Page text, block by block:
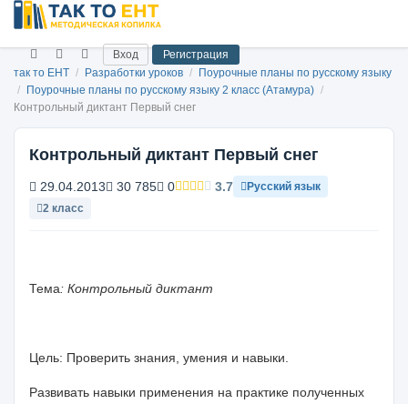
Вход
Регистрация
так то ЕНТ / Разработки уроков /
Поурочные планы по русскому языку
/
Поурочные планы по русскому языку 2 класс (Атамура) /
Контрольный диктант Первый снег
Контрольный диктант Первый снег
29.04.2013 30 785 0 3.7
Русский язык
2 класс
Тема: Контрольный диктант
Цель: Проверить знания, умения и навыки.
Развивать навыки применения на практике полученных